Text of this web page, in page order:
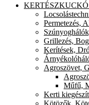
KERTÉSZKUCKÓ:
Permetezés,
Grillezés,
Kerítések,
Agroszövet,
Műfű,
Kerti
Kötözők,